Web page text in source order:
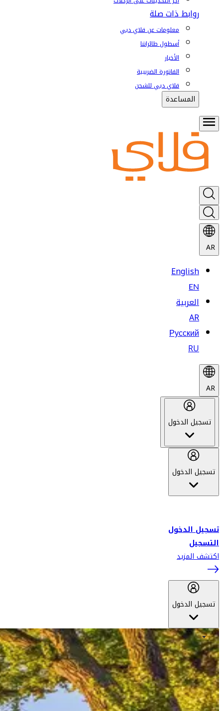
روابط ذات صلة
معلومات عن فلاي دبي
أسطول طائراتنا
الأخبار
الفاتورة الضريبية
فلاي دبي للشحن
المساعدة
AR
English
EN
العربية
AR
Русский
RU
AR
تسجيل الدخول
تسجيل الدخول
تسجيل الدخول
التسجيل
اكتشف المزيد
تسجيل الدخول